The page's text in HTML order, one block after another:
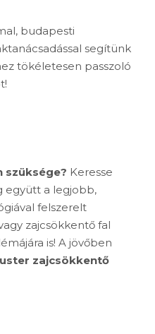
budapesti
segítünk
tökéletesen passzoló
szüksége? Keresse
együtt a legjobb,
felszerelt
zajcsökkentő fal
is! A jövőben
zajcsökkentő